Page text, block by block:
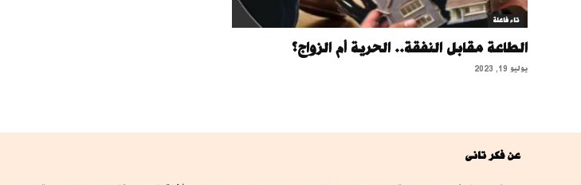
تاء فاعلة
الطاعة مقابل النفقة.. الحرية أم الزواج؟
يوليو 19, 2023
عن فكر تانى